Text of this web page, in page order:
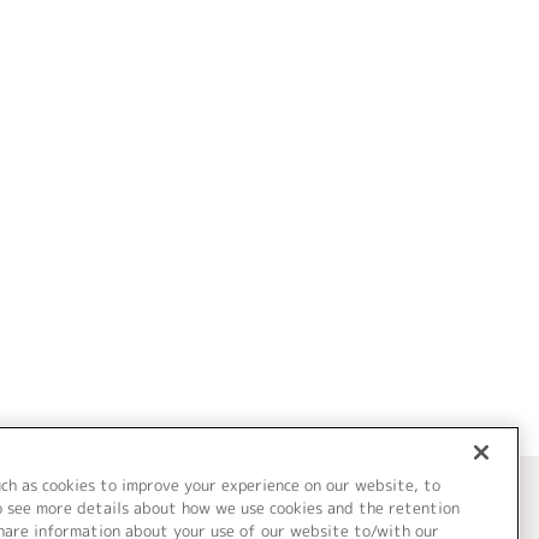
as cookies to improve your experience on our website, to
see more details about how we use cookies and the retention
information about your use of our website to/with our